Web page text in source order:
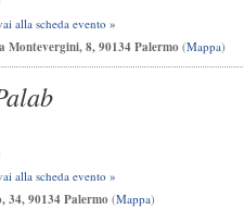
alla scheda evento »
Montevergini, 8, 90134 Palermo(Mappa)
alla scheda evento »
34, 90134 Palermo (Mappa)